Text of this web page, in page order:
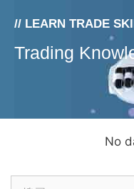
// LEARN TRADE
Trading
No